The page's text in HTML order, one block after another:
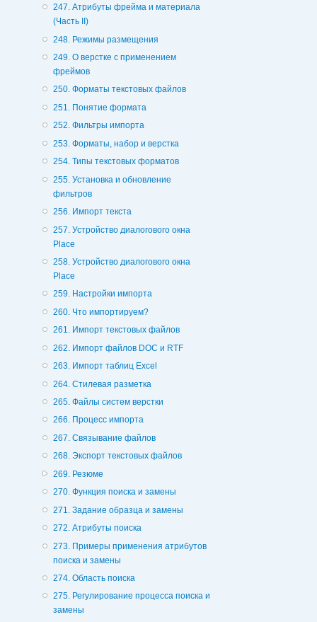
247. Атрибуты фрейма и материала
(Часть II)
248. Режимы размещения
249. О верстке с применением
фреймов
250. Форматы текстовых файлов
251. Понятие формата
252. Фильтры импорта
253. Форматы, набор и верстка
254. Типы текстовых форматов
255. Установка и обновление
фильтров
256. Импорт текста
257. Устройство диалогового окна
Place
258. Устройство диалогового окна
Place
259. Настройки импорта
260. Что импортируем?
261. Импорт текстовых файлов
262. Импорт файлов DOC и RTF
263. Импорт таблиц Excel
264. Стилевая разметка
265. Файлы систем верстки
266. Процесс импорта
267. Связывание файлов
268. Экспорт текстовых файлов
269. Резюме
270. Функция поиска и замены
271. Задание образца и замены
272. Атрибуты поиска
273. Примеры применения атрибутов
поиска и замены
274. Область поиска
275. Регулирование процесса поиска и
замены